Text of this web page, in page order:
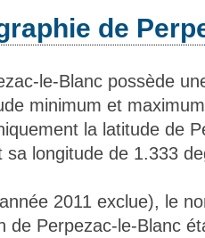
de
le-Blanc possède
minimum et
la latitude de
sa longitude de 1.333
2011 exclue), le
de Perpezac-le-Blanc